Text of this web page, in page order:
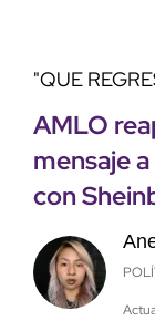
"QUE
AMLO
mensaje
con